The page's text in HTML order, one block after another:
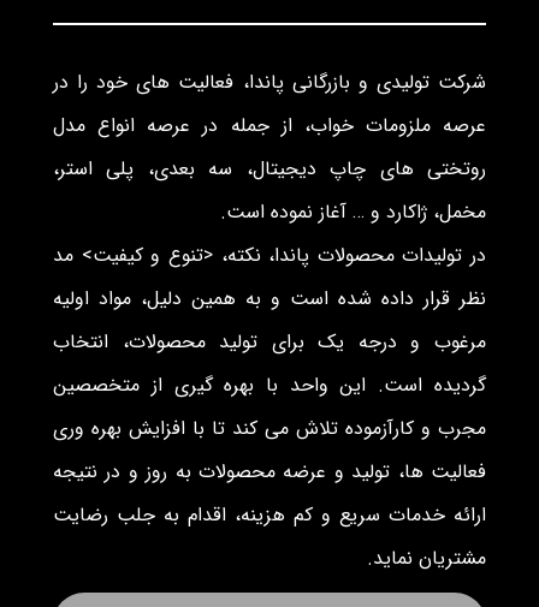
شرکت تولیدی و بازرگانی پاندا، فعالیت های خود را در
عرصه ملزومات خواب، از جمله در عرصه انواع مدل
روتختی های چاپ دیجیتال، سه بعدی، پلی استر،
مخمل، ژاکارد و … آغاز نموده است.
در تولیدات محصولات پاندا، نکته، <تنوع و کیفیت> مد
نظر قرار داده شده است و به همین دلیل، مواد اولیه
مرغوب و درجه یک برای تولید محصولات، انتخاب
گردیده است. این واحد با بهره گیری از متخصصین
مجرب و کارآزموده تلاش می کند تا با افزایش بهره وری
فعالیت ها، تولید و عرضه محصولات به روز و در نتیجه
ارائه خدمات سریع و کم هزینه، اقدام به جلب رضایت
مشتریان نماید.